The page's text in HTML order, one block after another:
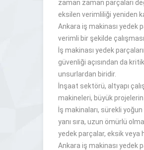
zaman zaman parçaları
eksilen verimliliği yeniden
Ankara iş makinası yedek
verimli bir şekilde
İş makinası yedek
güvenliği açısından da
unsurlardan biridir.
İnşaat sektörü, altyapı
makineleri, büyük
İş makinaları, sürekli
yanı sıra, uzun ömürlü
yedek parçalar, eksik veya
Ankara iş makinası yedek